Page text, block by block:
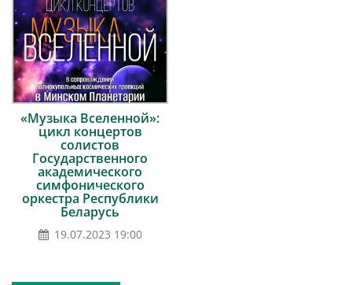
«Музыка Вселенной»:
цикл концертов
солистов
Государственного
академического
симфонического
оркестра Республики
Беларусь
19.07.2023 19:00